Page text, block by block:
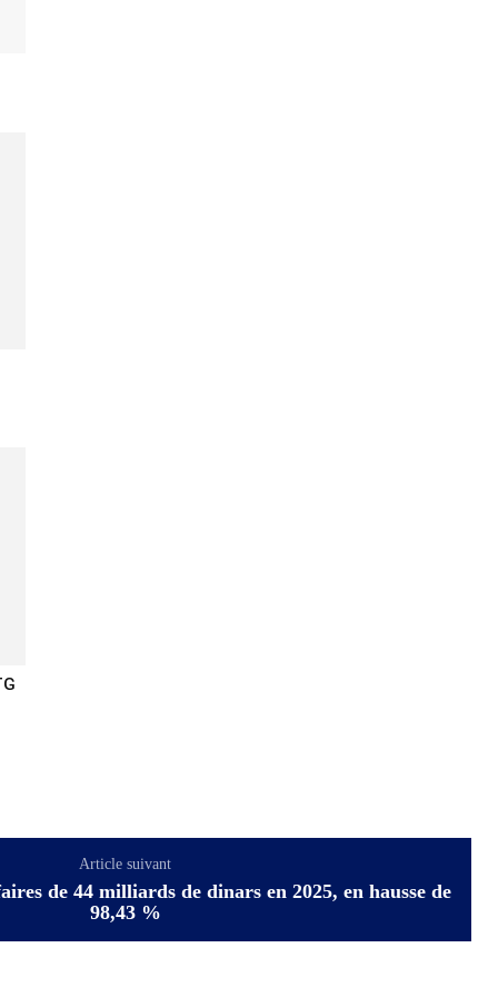
Article suivant
de 44 milliards de dinars en 2025, en hausse de
98,43 %